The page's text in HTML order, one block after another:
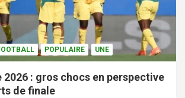
POPULAIRE UNE
2026 : gros chocs en perspective
de finale